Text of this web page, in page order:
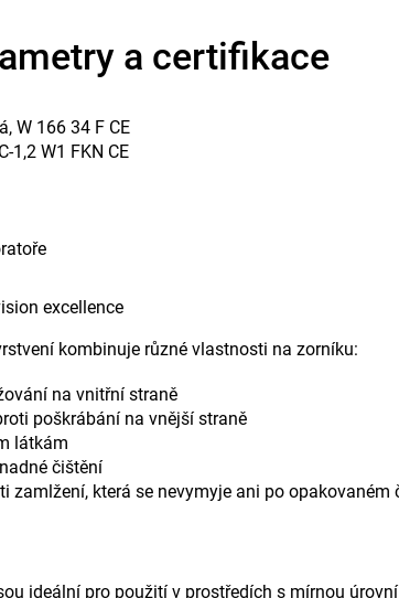
a certifikace
W 166 34 F CE
1,2 W1 FKN CE
excellence
kombinuje různé vlastnosti na zorníku:
na vnitřní straně
poškrábání na vnější straně
látkám
čištění
zamlžení, která se nevymyje ani po opakovaném
ideální pro použití v prostředích s mírnou